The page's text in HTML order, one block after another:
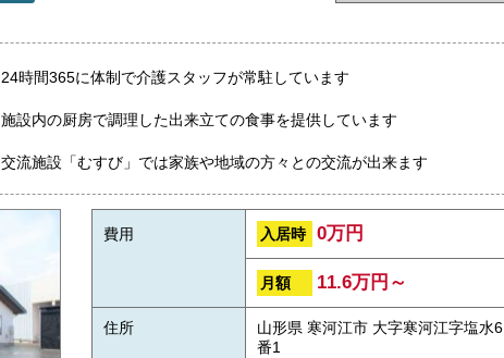
24時間365に体制で介護スタッフが常駐しています
施設内の厨房で調理した出来立ての食事を提供しています
交流施設「むすび」では家族や地域の方々との交流が出来ます
費用 入居時 0万円
月額 11.6万円～
住所
山形県 寒河江市 大字寒河江字塩水6
番1